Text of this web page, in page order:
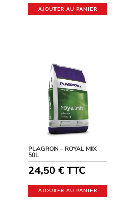
AJOUTER AU PANIER
PLAGRON – ROYAL MIX
50L
24,50€TTC
AJOUTER AU PANIER